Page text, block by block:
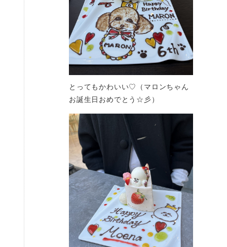
とってもかわいい♡（マロンちゃん
お誕生日おめでとう☆彡）